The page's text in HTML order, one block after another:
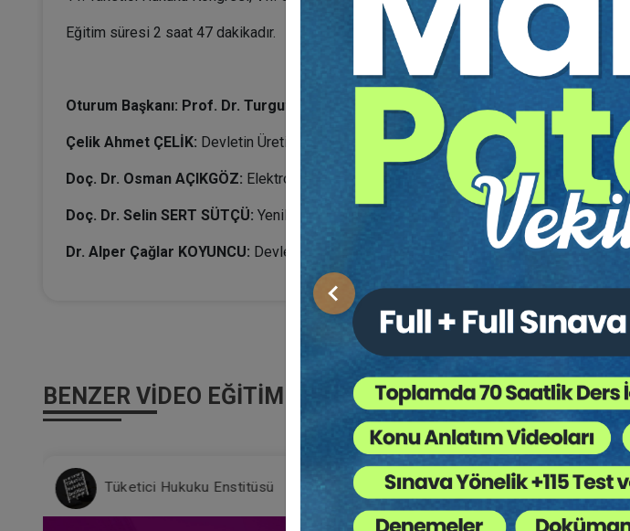
Önceki
Eğitim süresi 2 saat 47 dakikadır.
Oturum Başkanı: Prof. Dr. Turgut ÖZ
Çelik Ahmet ÇELİK: Devletin Üretim-Tüketim İlişkilerinden Sorumluluğu
Doç. Dr. Osman AÇIKGÖZ: Elektronik Haberleşme Abonelik Sözleşmelerinde Tüketicinin
Doç. Dr. Selin SERT SÜTÇÜ: Yenilenmiş Ürün Kavramı ve Bakanlığın Sorumluluğu
Dr. Alper Çağlar KOYUNCU: Devlet Hastanelerinin Zorunlu Olmayan Nitelikteki Tıbbi
BENZER VIDEO EĞITIMLER
Tüketici Hukuku Enstitüsü Tüketici Hukuku